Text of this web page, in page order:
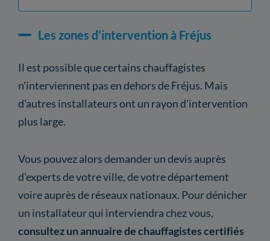
Les zones d'intervention à Fréjus
Il est possible que certains chauffagistes
n'interviennent pas en dehors de Fréjus. Mais
d'autres installateurs ont un rayon d'intervention
plus large.
Vous pouvez alors demander un devis auprès
d'experts de votre ville, de votre département
voire auprès de réseaux nationaux. Pour dénicher
un installateur qui interviendra chez vous,
consultez un annuaire de chauffagistes certifiés